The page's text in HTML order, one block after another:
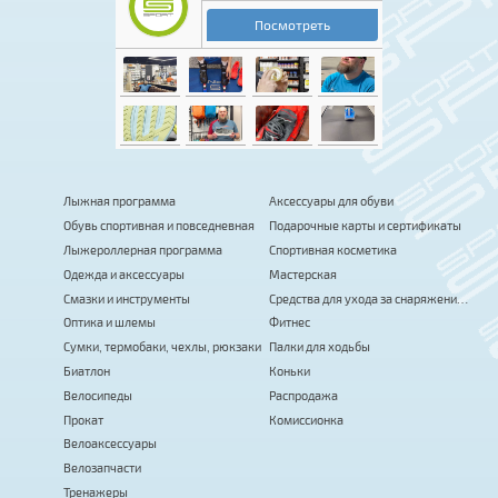
Лыжная программа
Обувь спортивная и повседневная
Лыжероллерная программа
Одежда и аксессуары
Смазки и инструменты
Оптика и шлемы
Сумки, термобаки, чехлы, рюкзаки
Биатлон
Велосипеды
Прокат
Велоаксессуары
Велозапчасти
Тренажеры
Аксессуары для обуви
Подарочные карты и сертификаты
Спортивная косметика
Мастерская
Средства для ухода за снаряжением
Фитнес
Палки для ходьбы
Коньки
Распродажа
Комиссионка